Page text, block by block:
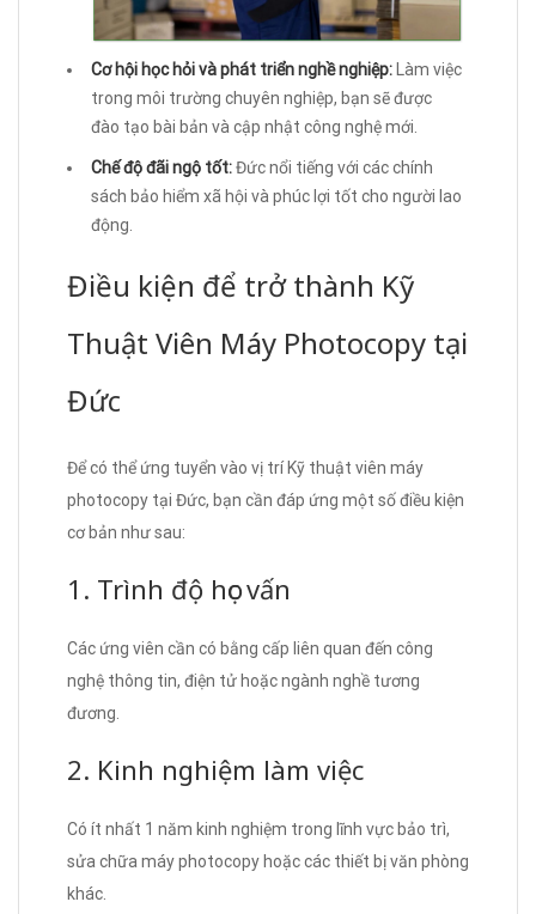
Cơ hội học hỏi và phát triển nghề nghiệp:Làm việc
trong môi trường chuyên nghiệp, bạn sẽ được
đào tạo bài bản và cập nhật công nghệ mới.
Chế độ đãi ngộ tốt:Đức nổi tiếng với các chính
sách bảo hiểm xã hội và phúc lợi tốt cho người lao
động.
Điều kiện để trở thành Kỹ
Thuật Viên Máy Photocopy tại
Đức
Để có thể ứng tuyển vào vị trí Kỹ thuật viên máy
photocopy tại Đức, bạn cần đáp ứng một số điều kiện
cơ bản như sau:
1. Trình độ học vấn
Các ứng viên cần có bằng cấp liên quan đến công
nghệ thông tin, điện tử hoặc ngành nghề tương
đương.
2. Kinh nghiệm làm việc
Có ít nhất 1 năm kinh nghiệm trong lĩnh vực bảo trì,
sửa chữa máy photocopy hoặc các thiết bị văn phòng
khác.